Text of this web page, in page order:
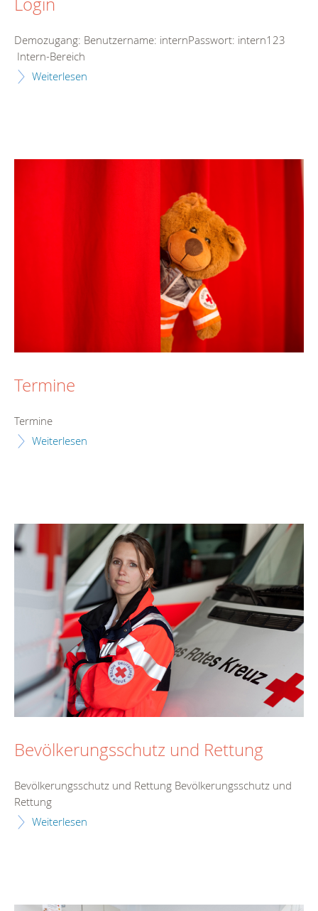
Demozugang: Benutzername: internPasswort: intern123
Intern-Bereich
Weiterlesen
Termine
Termine
Weiterlesen
Bevölkerungsschutz und Rettung
Bevölkerungsschutz und Rettung Bevölkerungsschutz und
Rettung
Weiterlesen